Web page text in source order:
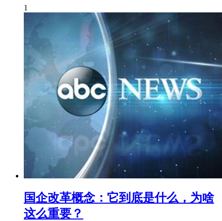
1
国企改革概念：它到底是什么，为啥
这么重要？